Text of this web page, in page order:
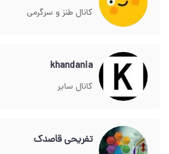
کانال طنز و سرگرمی
khandania
کانال سایر
تفریحی قاصدک